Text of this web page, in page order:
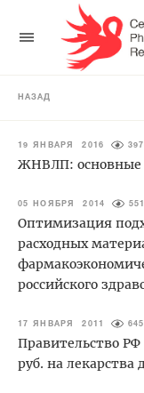
НАЗАД
19 ЯНВАРЯ 2016
ЖНВЛП: основные
05 НОЯБРЯ 2014
Оптимизация
расходных
российского
17 ЯНВАРЯ 2011
Правительство
руб. на лекарства